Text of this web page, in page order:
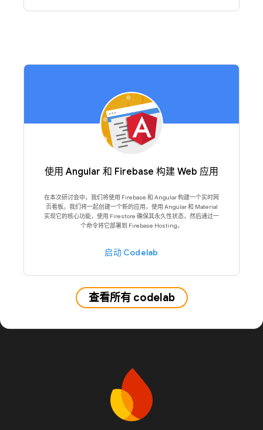
使用 Angular 和 Firebase 构建 Web 应用
在本次研讨会中，我们将使用 Firebase 和 Angular 构建一个实时网
页看板。我们将一起创建一个新的应用，使用 Angular 和 Material
实现它的核心功能，使用 Firestore 确保其永久性状态，然后通过一
个命令将它部署到 Firebase Hosting。
启动 Codelab
查看所有 codelab